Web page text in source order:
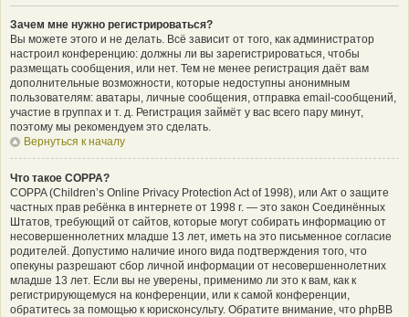
Зачем мне нужно регистрироваться?
Вы можете этого и не делать. Всё зависит от того, как администратор
настроил конференцию: должны ли вы зарегистрироваться, чтобы
размещать сообщения, или нет. Тем не менее регистрация даёт вам
дополнительные возможности, которые недоступны анонимным
пользователям: аватары, личные сообщения, отправка email-сообщений,
участие в группах и т. д. Регистрация займёт у вас всего пару минут,
поэтому мы рекомендуем это сделать.
Вернуться к началу
Что такое COPPA?
COPPA (Children’s Online Privacy Protection Act of 1998), или Акт о защите
частных прав ребёнка в интернете от 1998 г. — это закон Соединённых
Штатов, требующий от сайтов, которые могут собирать информацию от
несовершеннолетних младше 13 лет, иметь на это письменное согласие
родителей. Допустимо наличие иного вида подтверждения того, что
опекуны разрешают сбор личной информации от несовершеннолетних
младше 13 лет. Если вы не уверены, применимо ли это к вам, как к
регистрирующемуся на конференции, или к самой конференции,
обратитесь за помощью к юрисконсульту. Обратите внимание, что phpBB